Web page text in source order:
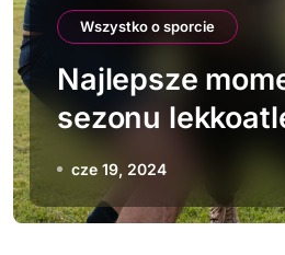
Wszystko o sporcie
Najlepsze
sezonu
2023
cze 19, 2024